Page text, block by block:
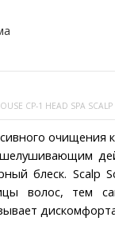
CP-1 HEAD SPA SCALP
очищения
блеск. Scalp
волос, тем